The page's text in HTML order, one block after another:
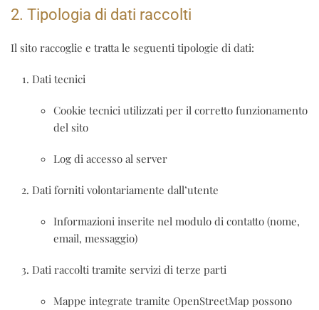
2. Tipologia di dati raccolti
Il sito raccoglie e tratta le seguenti tipologie di dati:
Dati tecnici
Cookie tecnici utilizzati per il corretto funzionamento
del sito
Log di accesso al server
Dati forniti volontariamente dall’utente
Informazioni inserite nel modulo di contatto (nome,
email, messaggio)
Dati raccolti tramite servizi di terze parti
Mappe integrate tramite OpenStreetMap possono